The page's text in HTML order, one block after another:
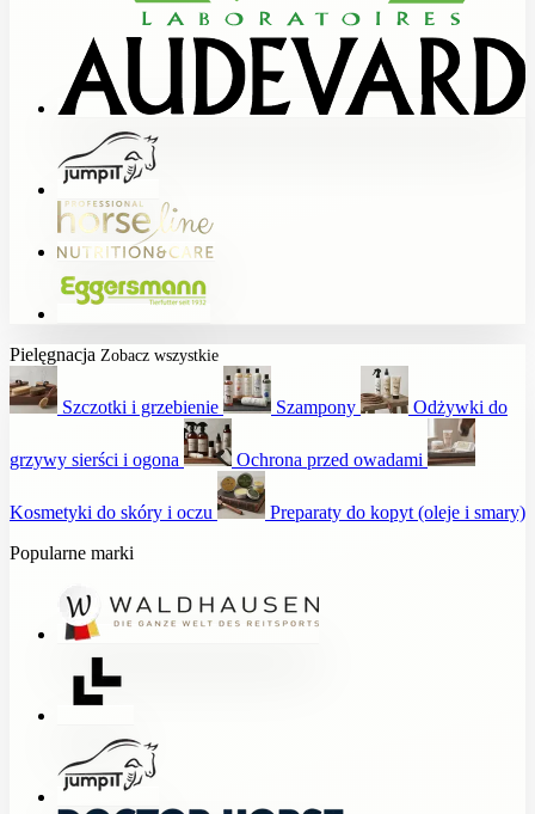
Pielęgnacja Zobacz wszystkie
Szczotki i grzebienie Szampony Odżywki do
grzywy sierści i ogona Ochrona przed owadami
Kosmetyki do skóry i oczu
Preparaty do kopyt (oleje i smary)
Popularne marki